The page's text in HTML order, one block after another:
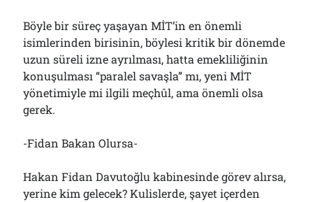
Böyle bir süreç yaşayan MİT’in en önemli
isimlerinden birisinin, böylesi kritik bir dönemde
uzun süreli izne ayrılması, hatta emekliliğinin
konuşulması “paralel savaşla” mı, yeni MİT
yönetimiyle mi ilgili meçhûl, ama önemli olsa
gerek.
-Fidan Bakan Olursa-
Hakan Fidan Davutoğlu kabinesinde görev alırsa,
yerine kim gelecek? Kulislerde, şayet içerden